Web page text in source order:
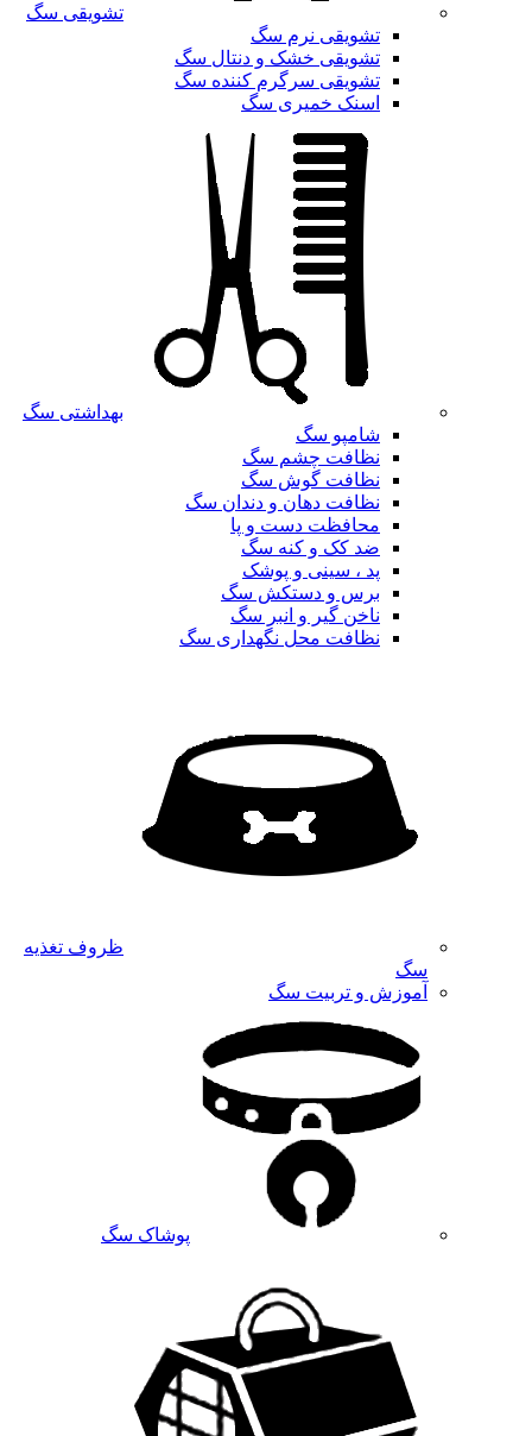
تشویقی سگ
تشویقی نرم سگ
تشویقی خشک و دنتال سگ
تشویقی سرگرم کننده سگ
اسنک خمیری سگ
بهداشتی سگ
شامپو سگ
نظافت چشم سگ
نظافت گوش سگ
نظافت دهان و دندان سگ
محافظت دست و پا
ضد کک و کنه سگ
پد ، سینی و پوشک
برس و دستکش سگ
ناخن گیر و انبر سگ
نظافت محل نگهداری سگ
ظروف تغذیه
سگ
آموزش و تربیت سگ
پوشاک سگ